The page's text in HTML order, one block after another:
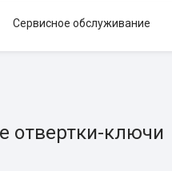
Сервисное обслуживание
отвертки-ключи